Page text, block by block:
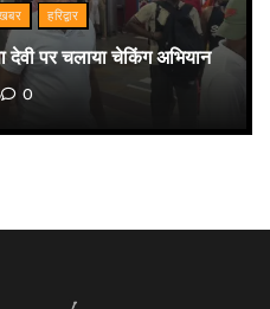
हरिद्वार
पर चलाया चेकिंग अभियान
0